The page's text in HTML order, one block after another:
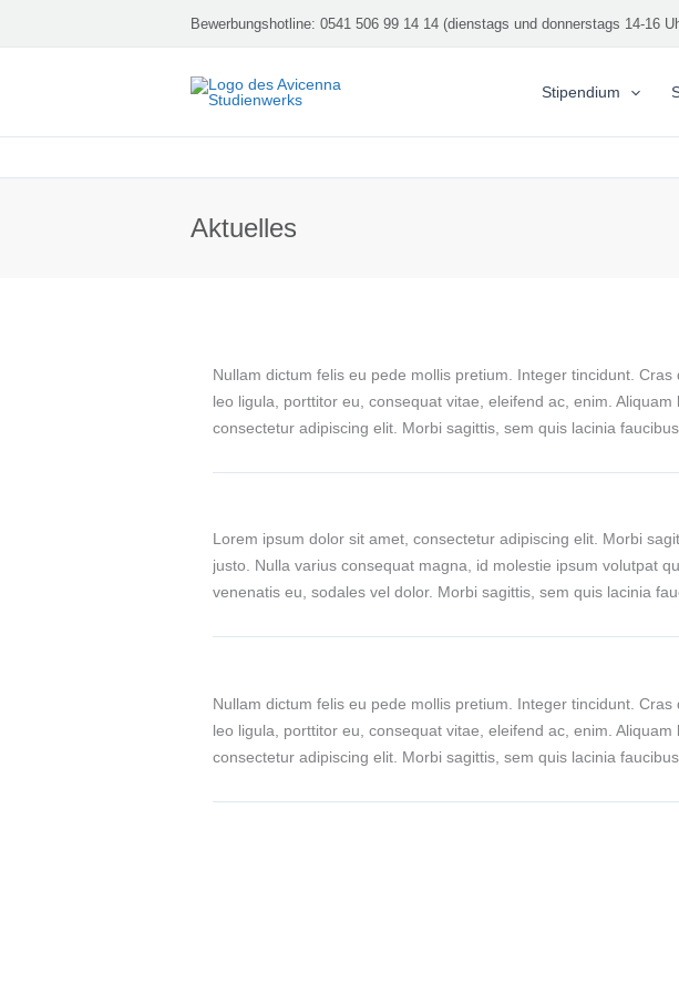
Bewerbungshotline: 0541 506 99 14 14 (dienstags und donnerstags 14-16
Stipendium
Aktuelles
Nullam dictum felis eu pede mollis pretium. Integer tincidunt.
leo ligula, porttitor eu, consequat vitae, eleifend ac, enim.
consectetur adipiscing elit. Morbi sagittis, sem quis lacinia
Lorem ipsum dolor sit amet, consectetur adipiscing elit. Morbi
justo. Nulla varius consequat magna, id molestie ipsum volutpat
venenatis eu, sodales vel dolor. Morbi sagittis, sem quis lacinia
Nullam dictum felis eu pede mollis pretium. Integer tincidunt.
leo ligula, porttitor eu, consequat vitae, eleifend ac, enim.
consectetur adipiscing elit. Morbi sagittis, sem quis lacinia